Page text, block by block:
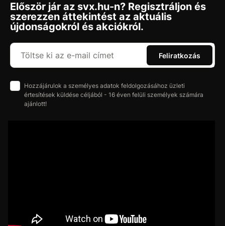
Először jár az svx.hu-n? Regisztráljon és
szerezzen áttekintést az aktuális
újdonságokról és akciókról.
Feliratkozás
Hozzájárulok a személyes adatok feldolgozásához üzleti
értesítések küldése céljából - 16 éven felüli személyek számára
ajánlott!